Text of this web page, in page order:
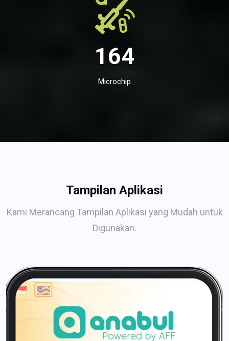
164
Microchip
Tampilan Aplikasi
Kami Merancang Tampilan Aplikasi yang Mudah untuk
Digunakan.